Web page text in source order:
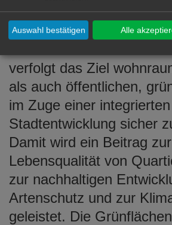
als privater Garten,
wohnungsbezogener
verfolgt das Ziel
als auch öffentlichen,
im Zuge einer integrierten
Stadtentwicklung sicher
Damit wird ein Beitrag zur
Lebensqualität von
zur nachhaltigen
Artenschutz und zur
geleistet. Die
Auswahl bestätigen Alle